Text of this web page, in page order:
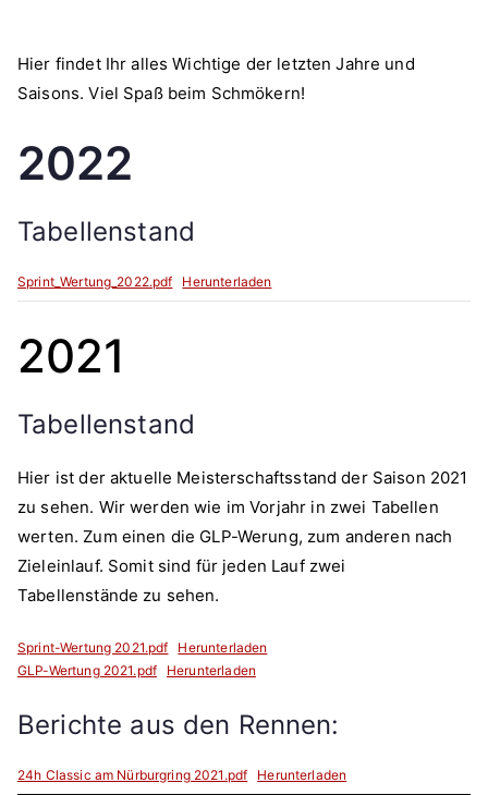
Hier findet Ihr alles Wichtige der letzten Jahre und
Saisons. Viel Spaß beim Schmökern!
2022
Tabellenstand
Sprint_Wertung_2022.pdf Herunterladen
2021
Tabellenstand
Hier ist der aktuelle Meisterschaftsstand der Saison 2021
zu sehen. Wir werden wie im Vorjahr in zwei Tabellen
werten. Zum einen die GLP-Werung, zum anderen nach
Zieleinlauf. Somit sind für jeden Lauf zwei
Tabellenstände zu sehen.
Sprint-Wertung 2021.pdf
Herunterladen
GLP-Wertung 2021.pdf
Herunterladen
Berichte aus den Rennen:
24h Classic am Nürburgring 2021.pdf Herunterladen